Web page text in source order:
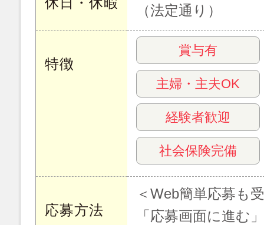
（法定通り）
特徴
賞与有
主婦・主夫OK
経験者歓迎
社会保険完備
応募方法
＜Web簡単応募も
「応募画面に進む